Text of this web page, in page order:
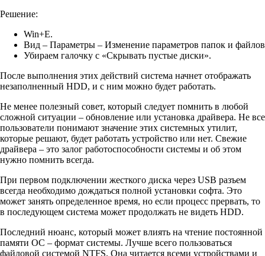
Решение:
Win+E.
Вид – Параметры – Изменение параметров папок и файлов
Убираем галочку с «Скрывать пустые диски».
После выполнения этих действий система начнет отображать
незаполненный HDD, и с ним можно будет работать.
Не менее полезный совет, который следует помнить в любой
сложной ситуации – обновление или установка драйвера. Не все
пользователи понимают значение этих системных утилит,
которые решают, будет работать устройство или нет. Свежие
драйвера – это залог работоспособности системы и об этом
нужно помнить всегда.
При первом подключении жесткого диска через USB разъем
всегда необходимо дождаться полной установки софта. Это
может занять определенное время, но если процесс прервать, то
в последующем система может продолжать не видеть HDD.
Последний нюанс, который может влиять на чтение постоянной
памяти ОС – формат системы. Лучше всего пользоваться
файловой системой NTFS. Она читается всеми устройствами и